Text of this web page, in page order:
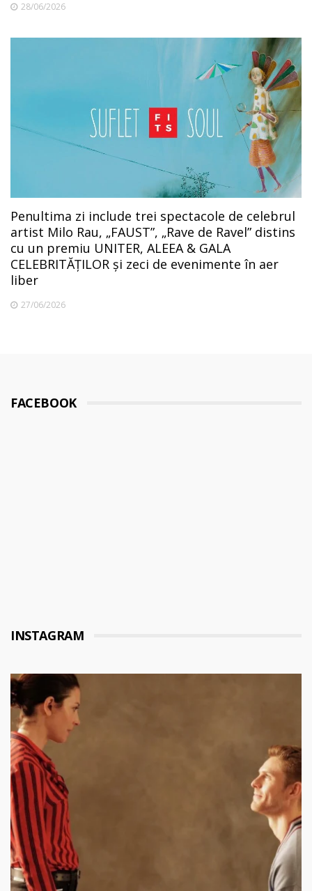
28/06/2026
Penultima zi include trei spectacole de celebrul
artist Milo Rau, „FAUST”, „Rave de Ravel” distins
cu un premiu UNITER, ALEEA & GALA
CELEBRITĂȚILOR și zeci de evenimente în aer
liber
27/06/2026
FACEBOOK
INSTAGRAM